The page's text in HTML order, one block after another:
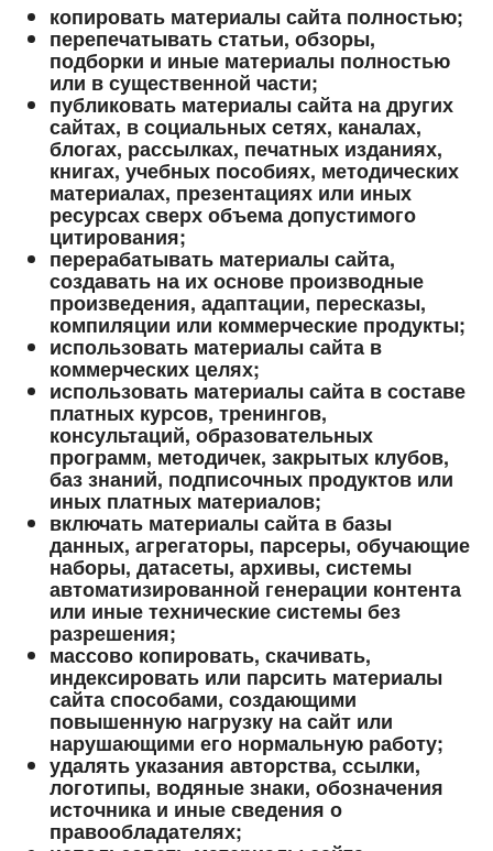
копировать материалы сайта полностью;
перепечатывать статьи, обзоры,
подборки и иные материалы полностью
или в существенной части;
публиковать материалы сайта на других
сайтах, в социальных сетях, каналах,
блогах, рассылках, печатных изданиях,
книгах, учебных пособиях, методических
материалах, презентациях или иных
ресурсах сверх объема допустимого
цитирования;
перерабатывать материалы сайта,
создавать на их основе производные
произведения, адаптации, пересказы,
компиляции или коммерческие продукты;
использовать материалы сайта в
коммерческих целях;
использовать материалы сайта в составе
платных курсов, тренингов,
консультаций, образовательных
программ, методичек, закрытых клубов,
баз знаний, подписочных продуктов или
иных платных материалов;
включать материалы сайта в базы
данных, агрегаторы, парсеры, обучающие
наборы, датасеты, архивы, системы
автоматизированной генерации контента
или иные технические системы без
разрешения;
массово копировать, скачивать,
индексировать или парсить материалы
сайта способами, создающими
повышенную нагрузку на сайт или
нарушающими его нормальную работу;
удалять указания авторства, ссылки,
логотипы, водяные знаки, обозначения
источника и иные сведения о
правообладателях;